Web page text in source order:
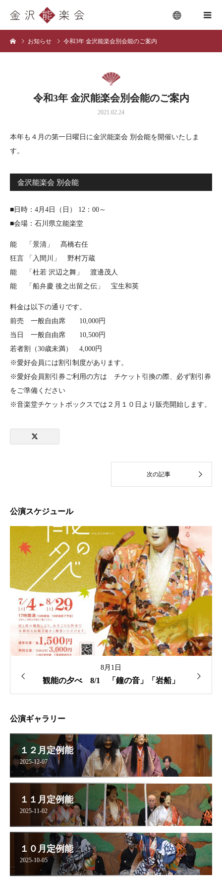
お知らせ 令和3年 金沢能楽会別会能のご案内
令和3年 金沢能楽会別会能のご案内
2021.02.24
本年も４月の第一日曜日に金沢能楽会 別会能を開催いたしま
す。
金沢能楽会 別会能
■日時：4月4日（日） 12：00～
■会場：石川県立能楽堂
能 「景清」 髙橋右任
狂言 「入間川」 野村万蔵
能 「杜若 沢辺之舞」 渡邊茂人
能 「船弁慶 後之出留之伝」 宝生和英
料金は以下の通りです。
前売 一般自由席 10,000円
当日 一般自由席 10,500円
若者割（30歳未満） 4,000円
※愛好会員には割引制度があります。
※愛好会員割引券ご利用の方は チケット引換の際、必ず割引券
をご準備ください
※音楽堂チケットボックスでは２月１０日より販売開始します。
公演スケジュール
8月1日
観能の夕べ 8/1 「鐘の音」「岩船」
公演ギャラリー
１２月定例能
2025-12-07
１１月定例能
2025-11-02
１０月定例能
2025-10-05